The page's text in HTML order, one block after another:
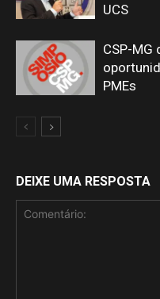
UCS
CSP-MG
PMEs
DEIXE UMA RESPOSTA